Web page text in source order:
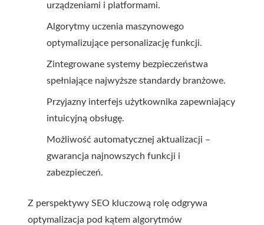
urządzeniami i platformami.
Algorytmy uczenia maszynowego
optymalizujące personalizację funkcji.
Zintegrowane systemy bezpieczeństwa
spełniające najwyższe standardy branżowe.
Przyjazny interfejs użytkownika zapewniający
intuicyjną obsługę.
Możliwość automatycznej aktualizacji –
gwarancja najnowszych funkcji i
zabezpieczeń.
Z perspektywy SEO kluczową rolę odgrywa
optymalizacja pod kątem algorytmów